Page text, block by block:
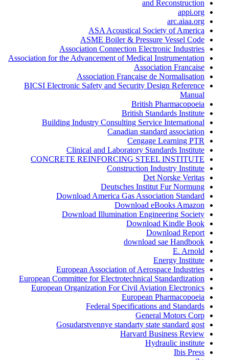
and Reconstruction
appi.org
arc.aiaa.org
ASA Acoustical Society of America
ASME Boiler & Pressure Vessel Code
Association Connection Electronic Industries
Association for the Advancement of Medical Instrumentation
Association Francaise
Association Française de Normalisation
BICSI Electronic Safety and Security Design Reference
Manual
British Pharmacopoeia
British Standards Institute
Building Industry Consulting Service International
Canadian standard association
Cengage Learning PTR
Clinical and Laboratory Standards Institute
CONCRETE REINFORCING STEEL INSTITUTE
Construction Industry Institute
Det Norske Veritas
Deutsches Institut Fur Normung
Download America Gas Association Standard
Download eBooks Amazon
Download Illumination Engineering Society
Download Kindle Book
Download Report
download sae Handbook
E. Arnold
Energy Institute
European Association of Aerospace Industries
European Committee for Electrotechnical Standardization
European Organization For Civil Aviation Electronics
European Pharmacopoeia
Federal Specifications and Standards
General Motors Corp
Gosudarstvennye standarty state standard gost
Harvard Business Review
Hydraulic institute
Ibis Press